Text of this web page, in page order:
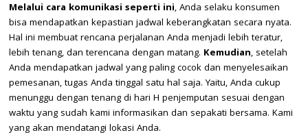
Melalui cara komunikasi seperti ini, Anda selaku konsumen
bisa mendapatkan kepastian jadwal keberangkatan secara nyata.
Hal ini membuat rencana perjalanan Anda menjadi lebih teratur,
lebih tenang, dan terencana dengan matang. Kemudian, setelah
Anda mendapatkan jadwal yang paling cocok dan menyelesaikan
pemesanan, tugas Anda tinggal satu hal saja. Yaitu, Anda cukup
menunggu dengan tenang di hari H penjemputan sesuai dengan
waktu yang sudah kami informasikan dan sepakati bersama. Kami
yang akan mendatangi lokasi Anda.